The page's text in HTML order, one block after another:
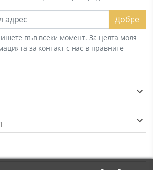
Добре
във всеки момент. За целта моля
за контакт с нас в правните